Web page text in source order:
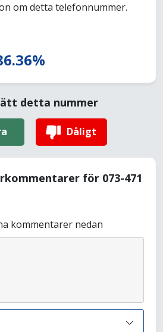
om detta telefonnummer.
detta nummer
Dåligt
för 073-471
kommentarer nedan